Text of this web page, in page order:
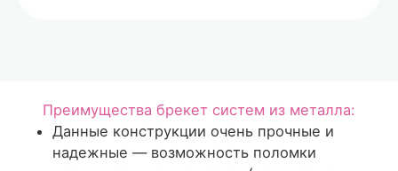
Преимущества брекет систем из металла:
Данные конструкции очень прочные и
надежные — возможность поломки